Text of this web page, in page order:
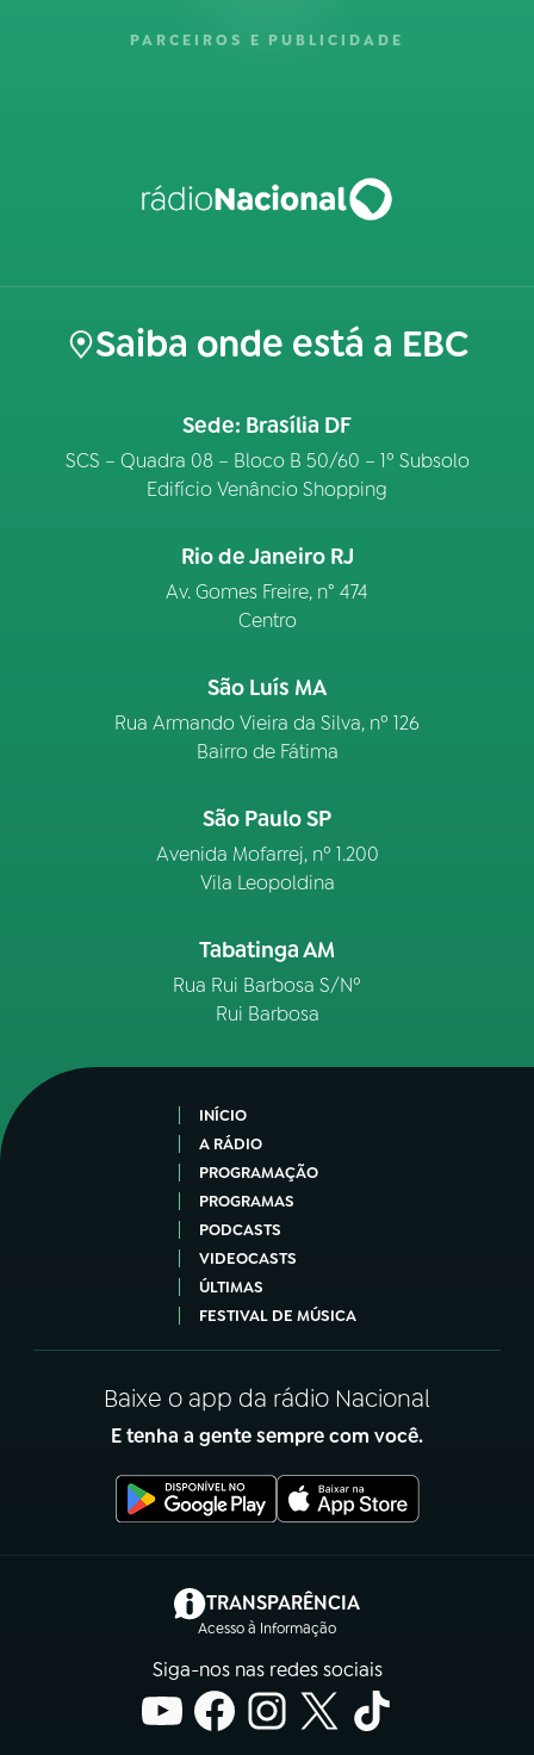
PARCEIROS E PUBLICIDADE
Saiba onde está a EBC
Sede: Brasília DF
SCS – Quadra 08 – Bloco B 50/60 – 1º Subsolo
Edifício Venâncio Shopping
Rio de Janeiro RJ
Av. Gomes Freire, n° 474
Centro
São Luís MA
Rua Armando Vieira da Silva, nº 126
Bairro de Fátima
São Paulo SP
Avenida Mofarrej, nº 1.200
Vila Leopoldina
Tabatinga AM
Rua Rui Barbosa S/Nº
Rui Barbosa
INÍCIO
A RÁDIO
PROGRAMAÇÃO
PROGRAMAS
PODCASTS
VIDEOCASTS
ÚLTIMAS
FESTIVAL DE MÚSICA
Baixe o app da rádio Nacional
E tenha a gente sempre com você.
TRANSPARÊNCIA
Acesso à Informação
(abre em nova aba)
Siga-nos nas redes sociais